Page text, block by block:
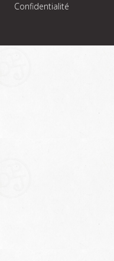
Confidentialité